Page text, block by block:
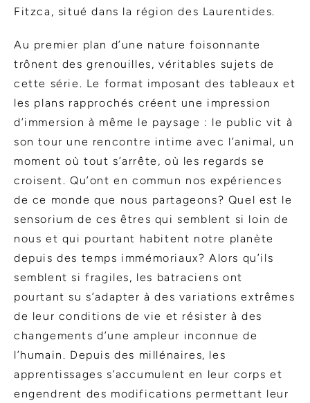
Fitzca, situé dans la région des Laurentides.
Au premier plan d’une nature foisonnante
trônent des grenouilles, véritables sujets de
cette série. Le format imposant des tableaux et
les plans rapprochés créent une impression
d’immersion à même le paysage : le public vit à
son tour une rencontre intime avec l’animal, un
moment où tout s’arrête, où les regards se
croisent. Qu’ont en commun nos expériences
de ce monde que nous partageons? Quel est le
sensorium de ces êtres qui semblent si loin de
nous et qui pourtant habitent notre planète
depuis des temps immémoriaux? Alors qu’ils
semblent si fragiles, les batraciens ont
pourtant su s’adapter à des variations extrêmes
de leur conditions de vie et résister à des
changements d’une ampleur inconnue de
l’humain. Depuis des millénaires, les
apprentissages s’accumulent en leur corps et
engendrent des modifications permettant leur